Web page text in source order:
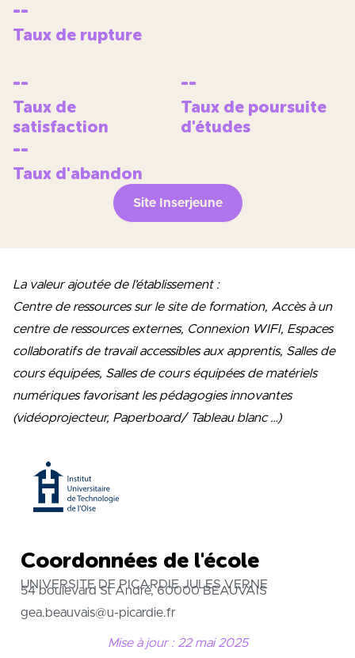
--
Taux de rupture
--
Taux de
satisfaction
--
Taux de poursuite
d'études
--
Taux d'abandon
Site Inserjeune
Coordonnées de l'école
UNIVERSITE DE PICARDIE JULES VERNE
54 boulevard St André, 60000 BEAUVAIS
gea.beauvais@u-picardie.fr
La valeur ajoutée de l’établissement :
Centre de ressources sur le site de formation, Accès à un
centre de ressources externes, Connexion WIFI, Espaces
collaboratifs de travail accessibles aux apprentis, Salles de
cours équipées, Salles de cours équipées de matériels
numériques favorisant les pédagogies innovantes
(vidéoprojecteur, Paperboard/ Tableau blanc …)
Mise à jour : 22 mai 2025